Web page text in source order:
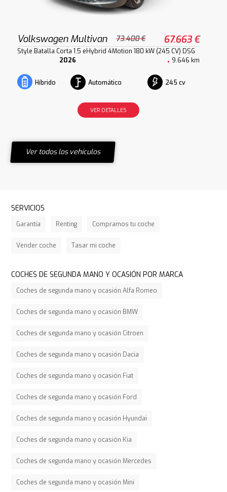
Volkswagen Multivan 73.400 € 67.663 €
Style Batalla Corta 1.5 eHybrid 4Motion 180 kW (245 CV) DSG
2026
9.646 km
Híbrido Automático 245 cv
VER DETALLES
Ver todos los vehículos
SERVICIOS
Garantía Renting Compramos tu coche
Vender coche Tasar mi coche
COCHES DE SEGUNDA MANO Y OCASIÓN POR MARCA
Coches de segunda mano y ocasión Alfa Romeo
Coches de segunda mano y ocasión BMW
Coches de segunda mano y ocasión Citroen
Coches de segunda mano y ocasión Dacia
Coches de segunda mano y ocasión Fiat
Coches de segunda mano y ocasión Ford
Coches de segunda mano y ocasión Hyundai
Coches de segunda mano y ocasión Kia
Coches de segunda mano y ocasión Mercedes
Coches de segunda mano y ocasión Mini